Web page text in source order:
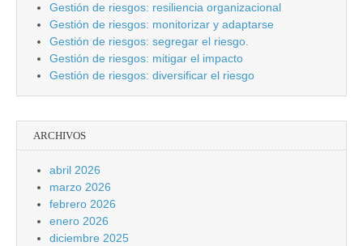
Gestión de riesgos: resiliencia organizacional
Gestión de riesgos: monitorizar y adaptarse
Gestión de riesgos: segregar el riesgo.
Gestión de riesgos: mitigar el impacto
Gestión de riesgos: diversificar el riesgo
ARCHIVOS
abril 2026
marzo 2026
febrero 2026
enero 2026
diciembre 2025